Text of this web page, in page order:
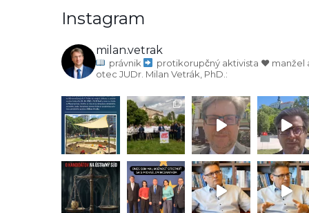
Instagram
milan.vetrak
právnik protikorupčný aktivista ♥️ manžel
otec JUDr. Milan Vetrák, PhD.: